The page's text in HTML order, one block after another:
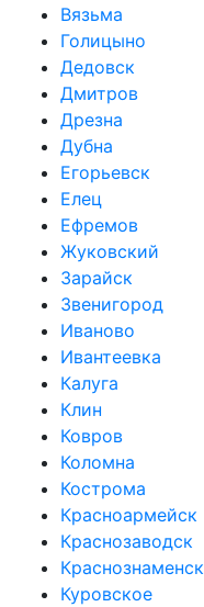
Вязьма
Голицыно
Дедовск
Дмитров
Дрезна
Дубна
Егорьевск
Елец
Ефремов
Жуковский
Зарайск
Звенигород
Иваново
Ивантеевка
Калуга
Клин
Ковров
Коломна
Кострома
Красноармейск
Краснозаводск
Краснознаменск
Куровское